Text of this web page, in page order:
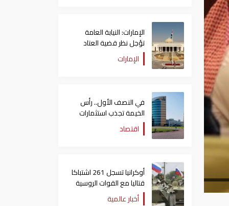
الإمارات: النيابة العامة
تؤجل نظر قضية العتاد
العسكري للسودان
الإمارات
في النصف الأول.. رأس
الخيمة تجذب استثمارات
تتجاوز 771 مليون درهماقتصاد
أوكرانيا تسجل 261 اشتباكا
قتاليا مع القوات الروسية
أخبار عالمية